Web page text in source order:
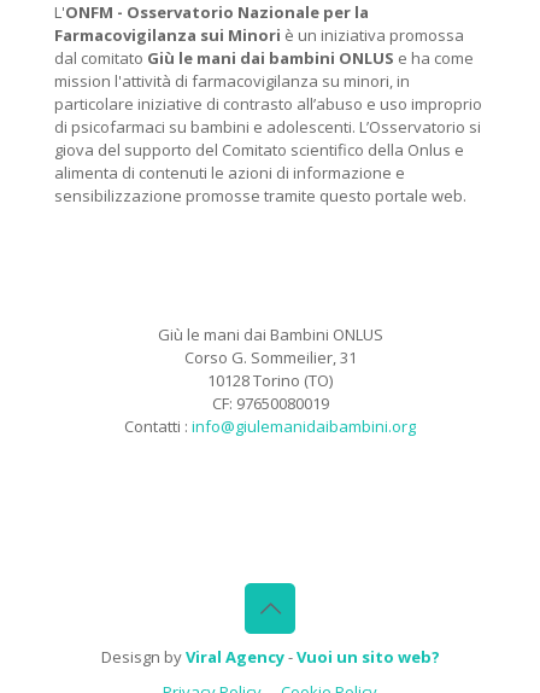
L'ONFM - Osservatorio Nazionale per la
Farmacovigilanza sui Minori è un iniziativa promossa
dal comitato Giù le mani dai bambini ONLUS e ha come
mission l'attività di farmacovigilanza su minori, in
particolare iniziative di contrasto all’abuso e uso improprio
di psicofarmaci su bambini e adolescenti. L’Osservatorio si
giova del supporto del Comitato scientifico della Onlus e
alimenta di contenuti le azioni di informazione e
sensibilizzazione promosse tramite questo portale web.
Giù le mani dai Bambini ONLUS
Corso G. Sommeilier, 31
10128 Torino (TO)
CF: 97650080019
Contatti : info@giulemanidaibambini.org
Desisgn byViral Agency-Vuoi un sito web?